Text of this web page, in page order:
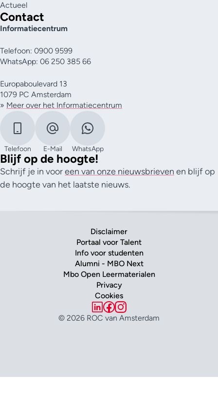
Actueel
Contact
Informatiecentrum
Telefoon: 0900 9599
WhatsApp: 06 250 385 66
Europaboulevard 13
1079 PC Amsterdam
» Meer over het Informatiecentrum
Telefoon E-Mail WhatsApp
Blijf op de hoogte!
Schrijf je in vooreen van onze nieuwsbrieven en blijf op
de hoogte van het laatste nieuws.
Disclaimer
Portaal voor Talent
Info voor studenten
Alumni - MBO Next
Mbo Open Leermaterialen
Privacy
Cookies
© 2026 ROC van Amsterdam